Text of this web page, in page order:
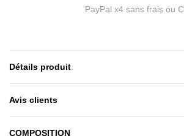
PayPal x4 sans frais ou
Détails produit
Avis clients
COMPOSITION